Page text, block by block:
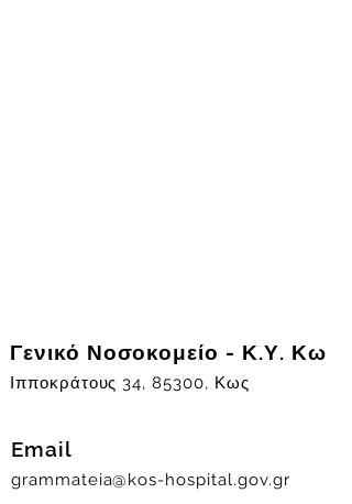
Γενικό Νοσοκομείο - Κ.Υ. Κω
Ιπποκράτους 34, 85300, Κως
Email
grammateia@kos-hospital.gov.gr